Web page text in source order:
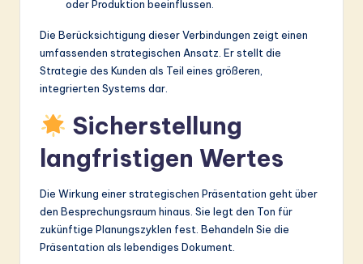
oder Produktion beeinflussen.
Die Berücksichtigung dieser Verbindungen zeigt einen
umfassenden strategischen Ansatz. Er stellt die
Strategie des Kunden als Teil eines größeren,
integrierten Systems dar.
Sicherstellung
langfristigen Wertes
Die Wirkung einer strategischen Präsentation geht über
den Besprechungsraum hinaus. Sie legt den Ton für
zukünftige Planungszyklen fest. Behandeln Sie die
Präsentation als lebendiges Dokument.